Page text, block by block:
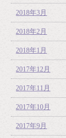
2018年3月
2018年2月
2018年1月
2017年12月
2017年11月
2017年10月
2017年9月